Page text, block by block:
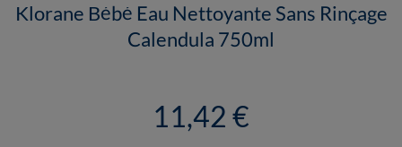
Klorane Bébé Eau Nettoyante Sans Rinçage
Calendula 750ml
11,42 €